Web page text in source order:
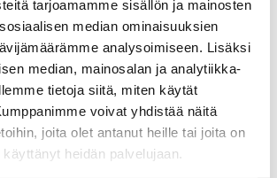
tarjoamamme sisällön ja mainosten
median ominaisuuksien
analysoimiseen. Lisäksi
median, mainosalan ja analytiikka-
tietoja siitä, miten käytät
voivat yhdistää näitä
joita olet antanut heille tai joita on
heidän palvelujaan.